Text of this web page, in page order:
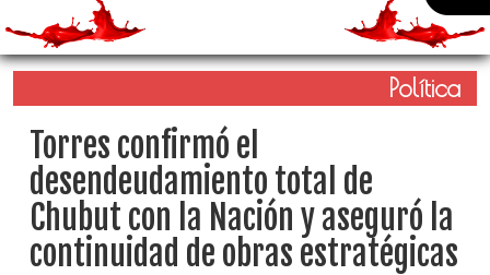
Política
Torres confirmó el
desendeudamiento total de
Chubut con la Nación y aseguró la
continuidad de obras estratégicas